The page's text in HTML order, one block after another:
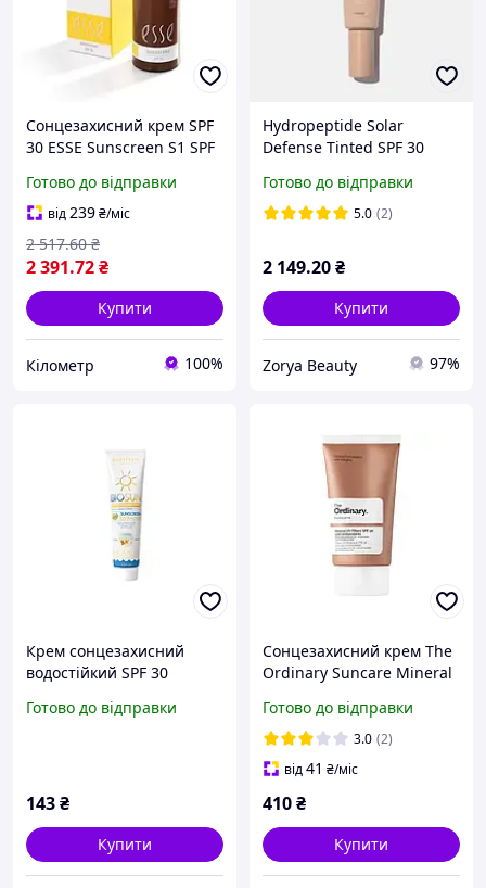
Сонцезахисний крем SPF
30 ESSE Sunscreen S1 SPF
Готово до відправки
від239₴/міс
2 391.72₴
2 517.60 ₴
Купити
Кілометр 100%
Hydropeptide Solar
Defense Tinted SPF 30
зволожуючий крем для
обличчя з ультралегким
Готово до відправки
5.0 (2)
2 149.20₴
Купити
Zorya Beauty 97%
Крем сонцезахисний
водостійкий SPF 30
Готово до відправки
143₴
Купити
Сонцезахисний крем The
Ordinary Suncare Mineral
ml)
Готово до відправки
3.0 (2)
від41 ₴/міс
410₴
Купити